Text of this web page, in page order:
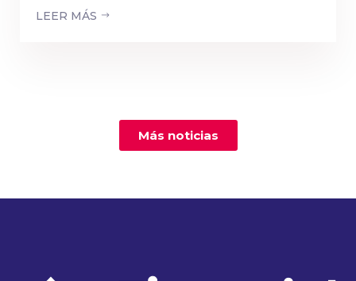
LEER MÁS
Más noticias